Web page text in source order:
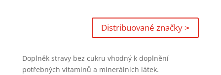
Distribuované značky ˃
Doplněk stravy bez cukru vhodný k doplnění
potřebných vitamínů a minerálních látek.